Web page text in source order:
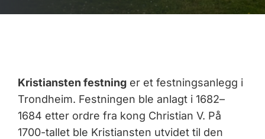
Kristiansten festninger et festningsanlegg i
Trondheim. Festningen ble anlagt i 1682–
1684 etter ordre fra kong Christian V. På
1700-tallet ble Kristiansten utvidet til den